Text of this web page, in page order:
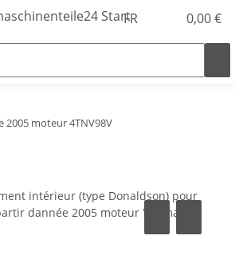
FR 0,00 €
2005 moteur 4TNV98V